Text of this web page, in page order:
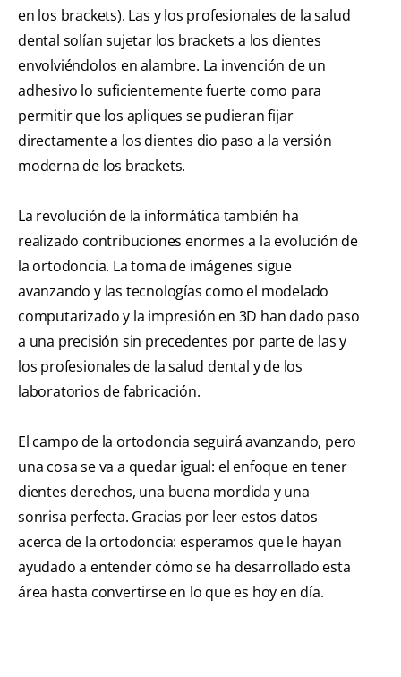
en los brackets). Las y los profesionales de la salud
dental solían sujetar los brackets a los dientes
envolviéndolos en alambre. La invención de un
adhesivo lo suficientemente fuerte como para
permitir que los apliques se pudieran fijar
directamente a los dientes dio paso a la versión
moderna de los brackets.
La revolución de la informática también ha
realizado contribuciones enormes a la evolución de
la ortodoncia. La toma de imágenes sigue
avanzando y las tecnologías como el modelado
computarizado y la impresión en 3D han dado paso
a una precisión sin precedentes por parte de las y
los profesionales de la salud dental y de los
laboratorios de fabricación.
El campo de la ortodoncia seguirá avanzando, pero
una cosa se va a quedar igual: el enfoque en tener
dientes derechos, una buena mordida y una
sonrisa perfecta. Gracias por leer estos datos
acerca de la ortodoncia: esperamos que le hayan
ayudado a entender cómo se ha desarrollado esta
área hasta convertirse en lo que es hoy en día.